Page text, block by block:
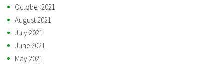
October 2021
August 2021
July 2021
June 2021
May 2021